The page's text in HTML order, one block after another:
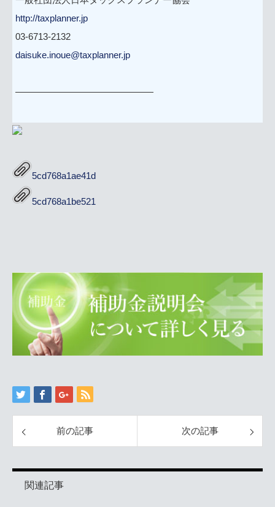
http://taxplanner.jp
03-6713-2132
daisuke.inoue@taxplanner.jp
———————————————
5cd768a1ae41d
5cd768a1be521
前の記事 次の記事
関連記事